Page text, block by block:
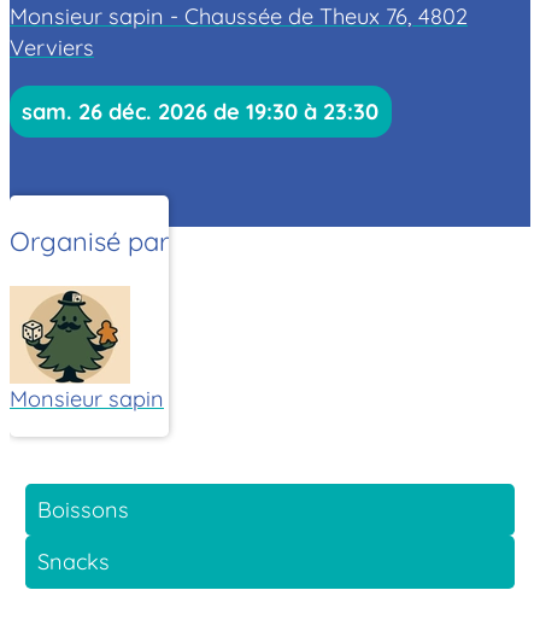
Monsieur sapin - Chaussée de Theux 76, 4802
Verviers
sam. 26 déc. 2026 de 19:30 à 23:30
Organisé par
Monsieur sapin
Boissons
Snacks